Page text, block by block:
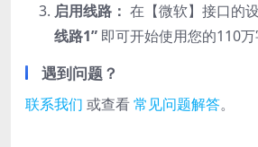
启用线路： 在【微软】接口的
线路1” 即可开始使用您的110万
遇到问题？
联系我们 或查看常见问题解答。